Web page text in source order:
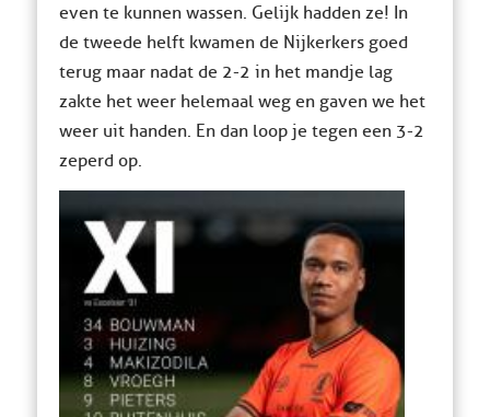
even te kunnen wassen. Gelijk hadden ze! In
de tweede helft kwamen de Nijkerkers goed
terug maar nadat de 2-2 in het mandje lag
zakte het weer helemaal weg en gaven we het
weer uit handen. En dan loop je tegen een 3-2
zeperd op.